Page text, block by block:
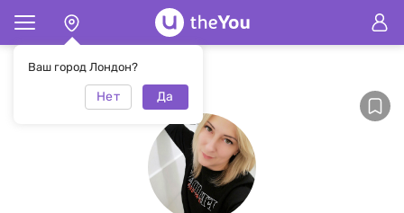
Ваш город Лондон?
Нет Да
Главная Ludmila Matiash